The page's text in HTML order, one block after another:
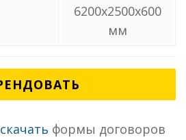
6200x2500x600
мм
скачать формы договоров